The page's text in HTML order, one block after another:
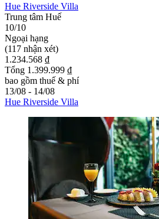
Hue Riverside Villa
Trung tâm Huế
10/10
Ngoại hạng
(117 nhận xét)
1.234.568 ₫
Tổng 1.399.999 ₫
bao gồm thuế & phí
13/08 - 14/08
Hue Riverside Villa